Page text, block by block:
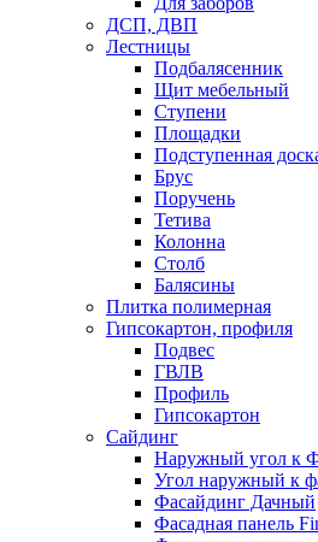
ДСП, ДВП
Лестницы
Подбалясенник
Щит мебельный
Ступени
Площадки
Подступенная
Брус
Поручень
Тетива
Колонна
Столб
Балясины
Плитка полимерная
Гипсокартон, профиля
Подвес
ГВЛВ
Профиль
Гипсокартон
Сайдинг
Наружный угол к
Угол наружный к
Фасайдинг Дачный
Фасадная панель